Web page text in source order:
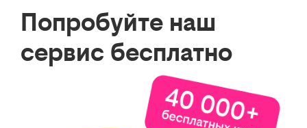
Попробуйте наш
сервис бесплатно